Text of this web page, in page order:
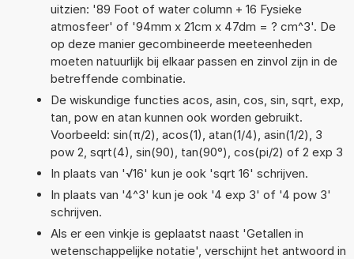
uitzien: '89 Foot of water column + 16 Fysieke
atmosfeer' of '94mm x 21cm x 47dm = ? cm^3'. De
op deze manier gecombineerde meeteenheden
moeten natuurlijk bij elkaar passen en zinvol zijn in de
betreffende combinatie.
De wiskundige functies acos, asin, cos, sin, sqrt, exp,
tan, pow en atan kunnen ook worden gebruikt.
Voorbeeld: sin(π/2), acos(1), atan(1/4), asin(1/2), 3
pow 2, sqrt(4), sin(90), tan(90°), cos(pi/2) of 2 exp 3
In plaats van '√16' kun je ook 'sqrt 16' schrijven.
In plaats van '4^3' kun je ook '4 exp 3' of '4 pow 3'
schrijven.
Als er een vinkje is geplaatst naast 'Getallen in
wetenschappelijke notatie', verschijnt het antwoord in